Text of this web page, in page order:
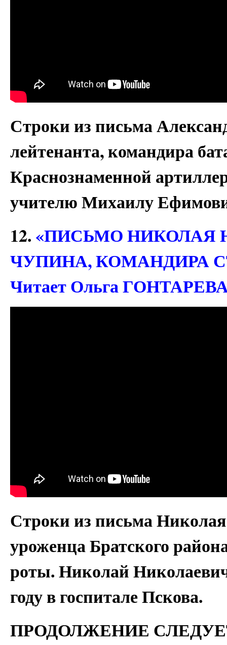
Строки из письма
лейтенанта, командира
Краснознаменной
учителю Михаилу
12. «ПИСЬМО НИКОЛАЯ
ЧУПИНА, КОМАНДИРА
Читает Ольга
Строки из письма
уроженца Братского
роты. Николай
году в госпитале Пскова.
ПРОДОЛЖЕНИЕ